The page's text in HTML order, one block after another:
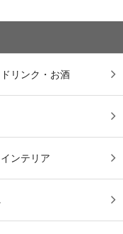
リンク・お酒
ンテリア